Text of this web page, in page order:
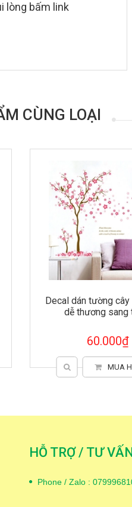
lòng bấm link
CÙNG LOẠI
Decal dán tường cô
ngọt ngào sang
60.000₫
MUA
HỖ TRỢ / TƯ
Phone / Zalo :